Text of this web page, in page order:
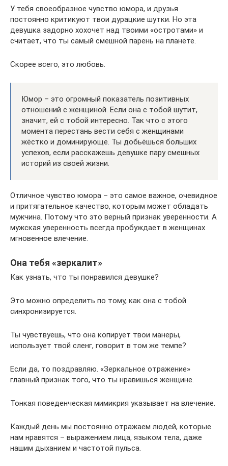
У тебя своеобразное чувство юмора, и друзья
постоянно критикуют твои дурацкие шутки. Но эта
девушка задорно хохочет над твоими «остротами» и
считает, что ты самый смешной парень на планете.
Скорее всего, это любовь.
Юмор – это огромный показатель позитивных
отношений с женщиной. Если она с тобой шутит,
значит, ей с тобой интересно. Так что с этого
момента перестань вести себя с женщинами
жёстко и доминирующе. Ты добьёшься больших
успехов, если расскажешь девушке пару смешных
историй из своей жизни.
Отличное чувство юмора – это самое важное, очевидное
и притягательное качество, которым может обладать
мужчина. Потому что это верный признак уверенности. А
мужская уверенность всегда пробуждает в женщинах
мгновенное влечение.
Она тебя «зеркалит»
Как узнать, что ты понравился девушке?
Это можно определить по тому, как она с тобой
синхронизируется.
Ты чувствуешь, что она копирует твои манеры,
использует твой сленг, говорит в том же темпе?
Если да, то поздравляю. «Зеркальное отражение»
главный признак того, что ты нравишься женщине.
Тонкая поведенческая мимикрия указывает на влечение.
Каждый день мы постоянно отражаем людей, которые
нам нравятся – выражением лица, языком тела, даже
нашим дыханием и частотой пульса.